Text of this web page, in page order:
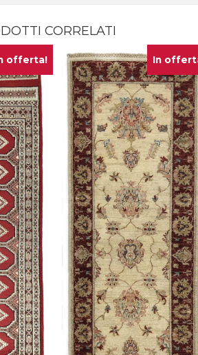
CORRELATI
offerta! In